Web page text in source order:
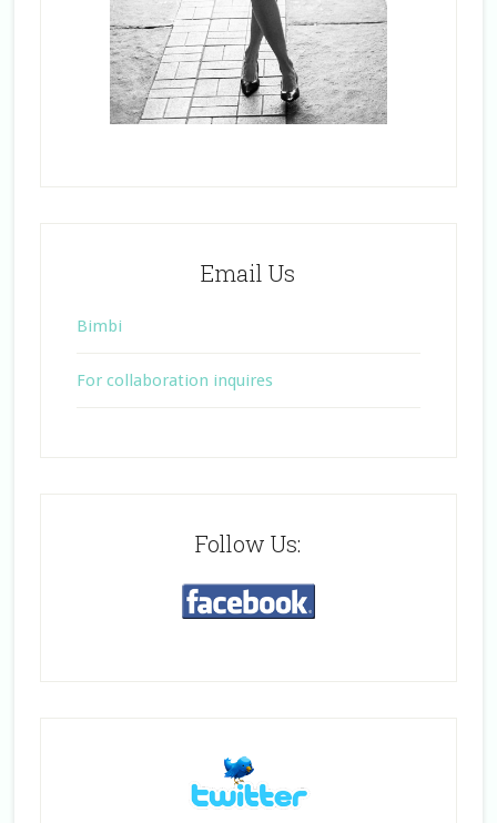
Email Us
Bimbi
For collaboration inquires
Follow Us: